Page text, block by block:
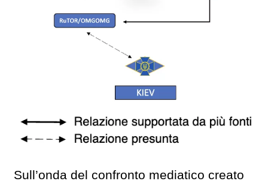
Sull’onda del confronto mediatico creato